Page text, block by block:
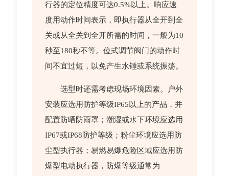
行器的定位精度可达0.5%以上。响应速
度用动作时间表示，即执行器从全开到全
关或从全关到全开所需的时间，一般为10
秒至180秒不等。位式调节阀门的动作时
间不宜过短，以免产生水锤或系统振荡。
选型时还需考虑现场环境因素。户外
安装应选用防护等级IP65以上的产品，并
配置防晒防雨罩；潮湿或水下环境应选用
IP67或IP68防护等级；粉尘环境应选用防
尘型执行器；易燃易爆危险区域应选用防
爆型电动执行器，防爆等级通常为